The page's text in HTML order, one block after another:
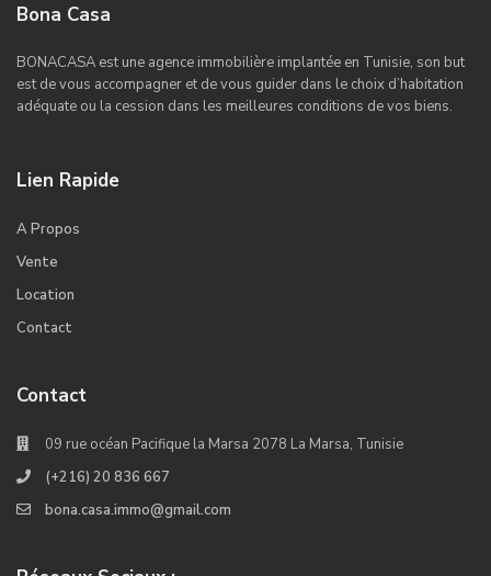
Bona Casa
BONACASA est une agence immobilière implantée en Tunisie, son but
est de vous accompagner et de vous guider dans le choix d’habitation
adéquate ou la cession dans les meilleures conditions de vos biens.
Lien Rapide
A Propos
Vente
Location
Contact
Contact
09 rue océan Pacifique la Marsa 2078 La Marsa, Tunisie
(+216) 20 836 667
bona.casa.immo@gmail.com